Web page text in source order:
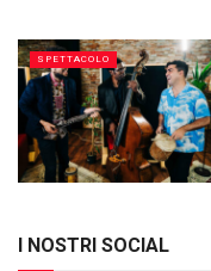
SPETTACOLO
I NOSTRI SOCIAL